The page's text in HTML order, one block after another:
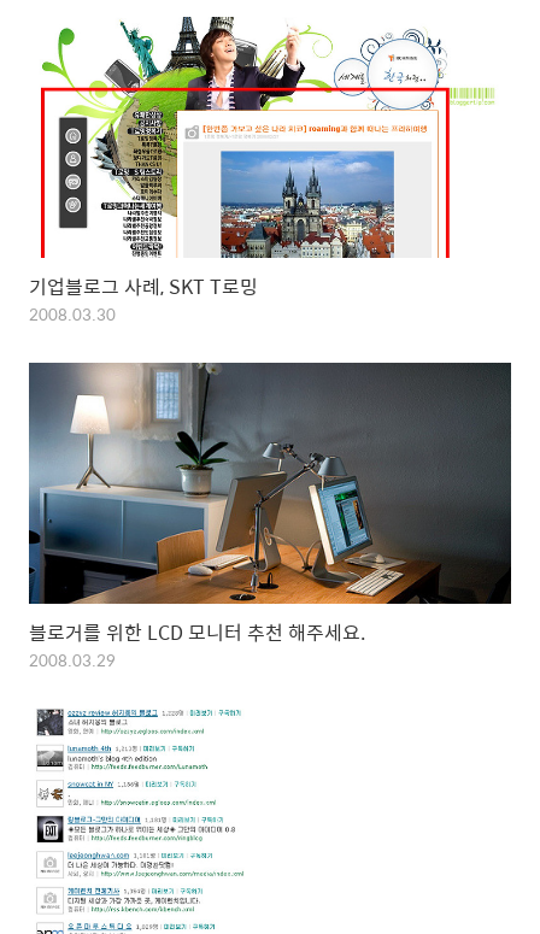
기업블로그 사례, SKT T로밍
2008.03.30
블로거를 위한 LCD 모니터 추천 해주세요.
2008.03.29